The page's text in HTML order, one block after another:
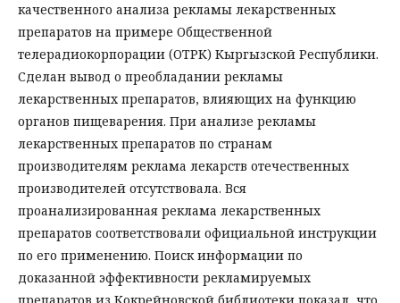
качественного анализа рекламы лекарственных
препаратов на примере Общественной
телерадиокорпорации (ОТРК) Кыргызской Республики.
Сделан вывод о преобладании рекламы
лекарственных препаратов, влияющих на функцию
органов пищеварения. При анализе рекламы
лекарственных препаратов по странам
производителям реклама лекарств отечественных
производителей отсутствовала. Вся
проанализированная реклама лекарственных
препаратов соответствовали официальной инструкции
по его применению. Поиск информации по
доказанной эффективности рекламируемых